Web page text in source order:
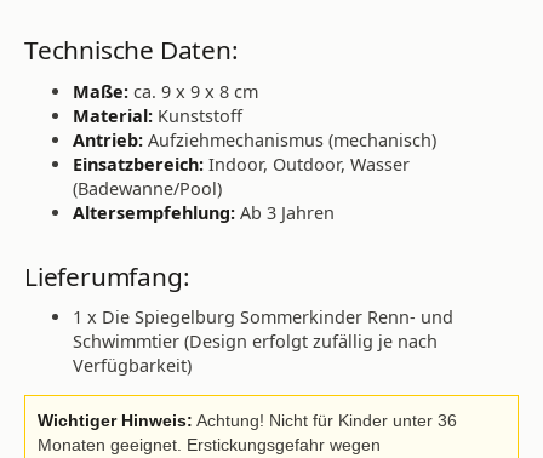
Technische Daten:
Maße: ca. 9 x 9 x 8 cm
Material: Kunststoff
Antrieb: Aufziehmechanismus (mechanisch)
Einsatzbereich: Indoor, Outdoor, Wasser
(Badewanne/Pool)
Altersempfehlung: Ab 3 Jahren
Lieferumfang:
1 x Die Spiegelburg Sommerkinder Renn- und
Schwimmtier (Design erfolgt zufällig je nach
Verfügbarkeit)
Wichtiger Hinweis: Achtung! Nicht für Kinder unter 36
Monaten geeignet. Erstickungsgefahr wegen